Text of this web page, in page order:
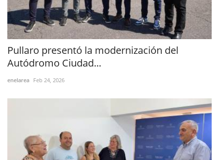
Pullaro presentó la modernización del
Autódromo Ciudad...
enelarea Feb 24, 2026